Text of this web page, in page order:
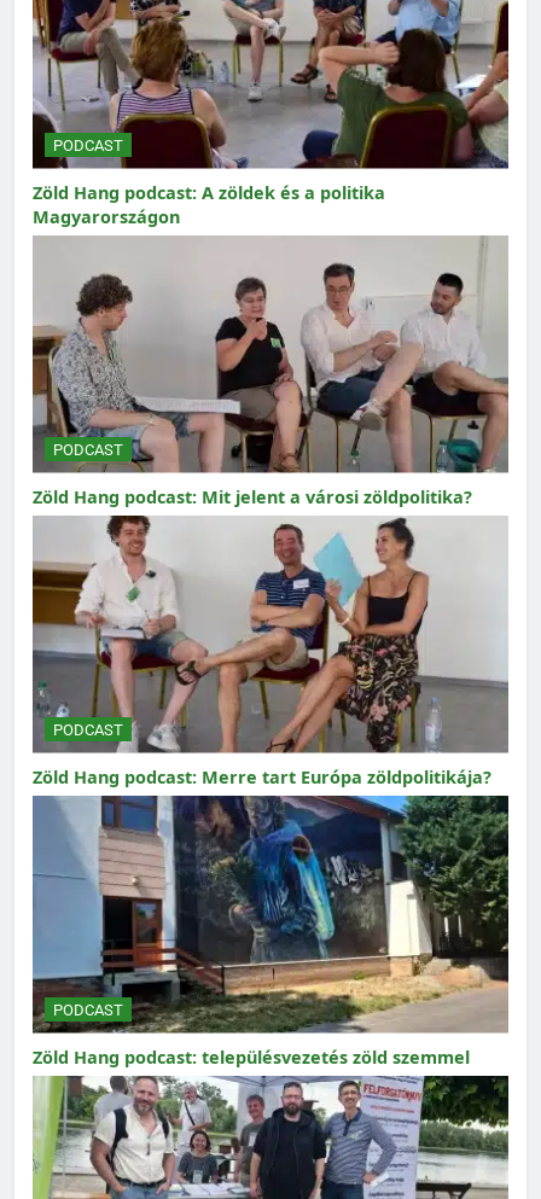
PODCAST
Zöld Hang podcast: A zöldek és a politika
Magyarországon
PODCAST
Zöld Hang podcast: Mit jelent a városi zöldpolitika?
PODCAST
Zöld Hang podcast: Merre tart Európa zöldpolitikája?
PODCAST
Zöld Hang podcast: településvezetés zöld szemmel